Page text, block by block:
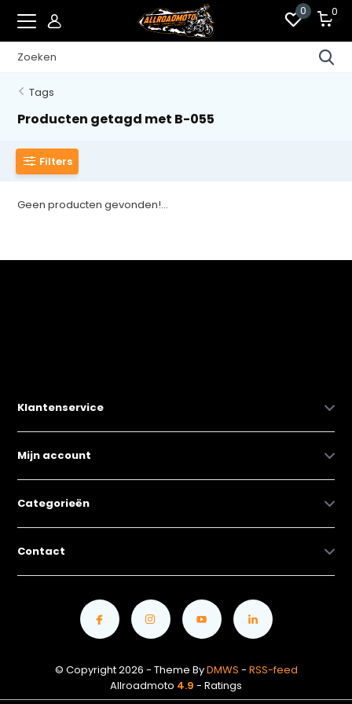
0 0
Tags
Producten getagd met B-055
Filters
Geen producten gevonden!...
Klantenservice
Mijn account
Categorieën
Contact
© Copyright 2026 - Theme ByDMWS - RSS-feed
Allroadmoto 4.9 - Ratings